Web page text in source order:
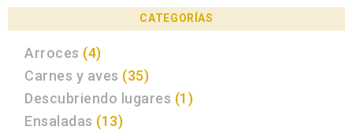
CATEGORÍAS
Arroces (4)
Carnes y aves (35)
Descubriendo lugares (1)
Ensaladas (13)